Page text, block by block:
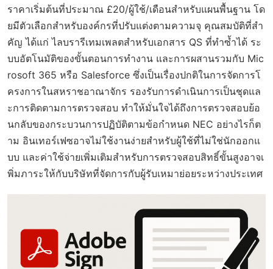
ราคาเริ่มต้นที่ประมาณ £20/ผู้ใช้/เดือนสำหรับแผนพื้นฐาน โด
ยมีตัวเลือกสำหรับองค์กรที่ปรับแต่งตามความจุ คุณสมบัติที่สำ
คัญ ได้แก่ ไลบรารีเทมเพลตสำหรับเอกสาร QS ที่ทำซ้ำได้ ระ
บบอัตโนมัติของขั้นตอนการทำงาน และการผสานรวมกับ Mic
rosoft 365 หรือ Salesforce ซึ่งเป็นเรื่องปกติในการจัดการโ
ครงการในสหราชอาณาจักร รองรับการดำเนินการเป็นชุดแล
ะการติดตามการตรวจสอบ ทำให้มั่นใจได้ถึงการตรวจสอบย้อ
นกลับของกระบวนการปฏิบัติตามข้อกำหนด NEC อย่างไรก็ต
าม อินเทอร์เฟซอาจไม่ใช้งานง่ายสำหรับผู้ใช้ที่ไม่ใช่นักออกแ
บบ และค่าใช้จ่ายเพิ่มเติมสำหรับการตรวจสอบสิทธิ์ขั้นสูงอาจเ
พิ่มภาระให้กับบริษัทที่จัดการกับผู้รับเหมาย่อยระหว่างประเทศ